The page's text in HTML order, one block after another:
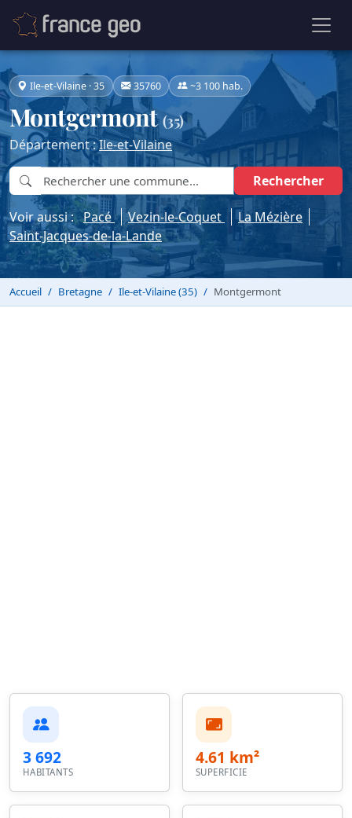
Ile-et-Vilaine · 35 35760 ~3 100 hab.
Montgermont(35)
Département :Ile-et-Vilaine
Rechercher
Voir aussi :Pacé Vezin-le-Coquet
La Mézière
Saint-Jacques-de-la-Lande
Accueil Bretagne Ile-et-Vilaine (35) Montgermont
3 692
HABITANTS
4.61 km²
SUPERFICIE